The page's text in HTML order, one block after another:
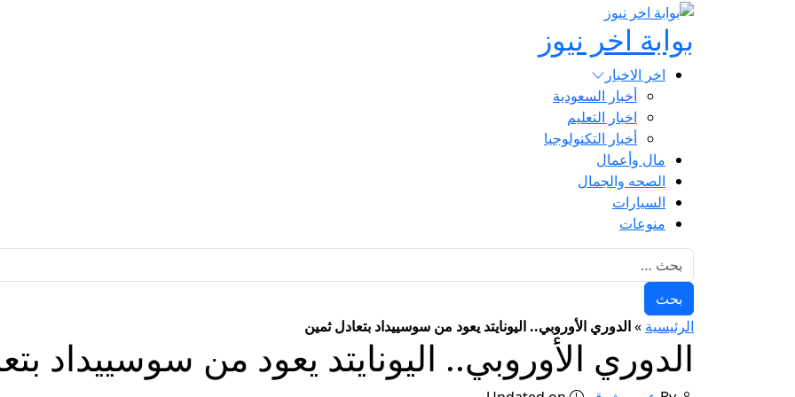
بوابة اخر نيوز
اخر الاخبار
أخبار السعودية
اخبار التعليم
أخبار التكنولوجيا
مال وأعمال
الصحه والجمال
السيارات
منوعات
الرئيسية »الدوري الأوروبي.. اليونايتد يعود من سوسييداد بتعادل ثمين
الدوري الأوروبي.. اليونايتد يعود من سوسييداد